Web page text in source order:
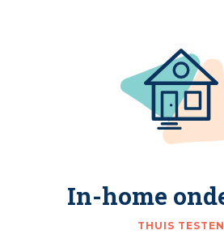
In-home
THUIS TESTEN